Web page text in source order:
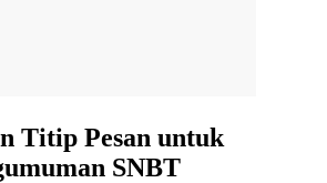
Titip Pesan untuk
SNBT